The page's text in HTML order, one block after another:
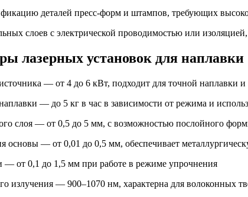
деталей пресс-форм и штампов, требующих
слоев с электрической проводимостью или
лазерных установок для наплавки
— от 4 до 6 кВт, подходит для точной наплавки
— до 5 кг в час в зависимости от режима и
слоя — от 0,5 до 5 мм, с возможностью послойного
основы — от 0,01 до 0,5 мм, обеспечивает
— от 0,1 до 1,5 мм при работе в режиме упрочнения
излучения — 900–1070 нм, характерна для волоконных